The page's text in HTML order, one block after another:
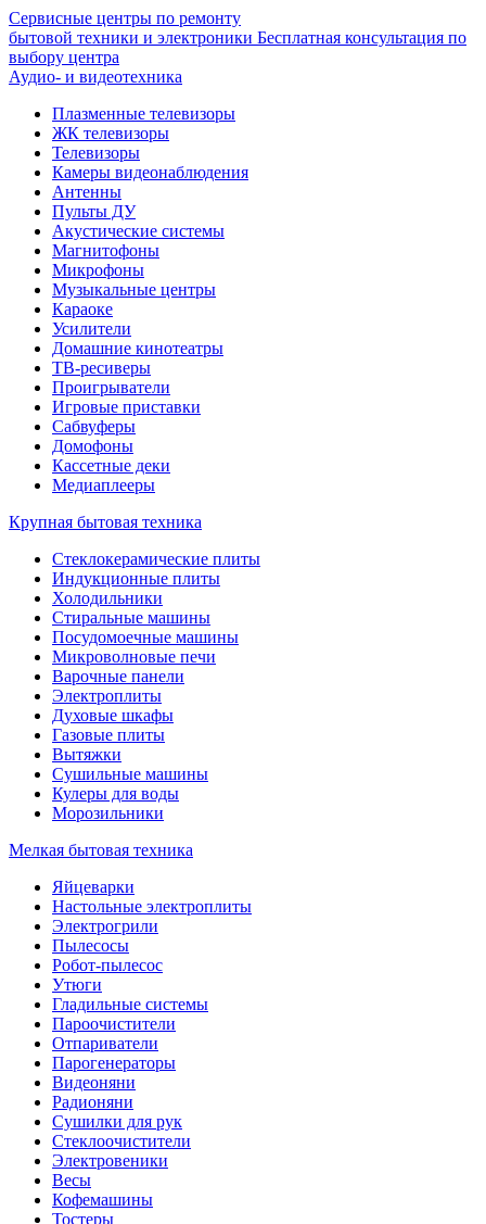
Сервисные центры по ремонту
бытовой техники и электроники Бесплатная консультация по
выбору центра
Аудио- и видеотехника
Плазменные телевизоры
ЖК телевизоры
Телевизоры
Камеры видеонаблюдения
Антенны
Пульты ДУ
Акустические системы
Магнитофоны
Микрофоны
Музыкальные центры
Караоке
Усилители
Домашние кинотеатры
ТВ-ресиверы
Проигрыватели
Игровые приставки
Сабвуферы
Домофоны
Кассетные деки
Медиаплееры
Крупная бытовая техника
Стеклокерамические плиты
Индукционные плиты
Холодильники
Стиральные машины
Посудомоечные машины
Микроволновые печи
Варочные панели
Электроплиты
Духовые шкафы
Газовые плиты
Вытяжки
Сушильные машины
Кулеры для воды
Морозильники
Мелкая бытовая техника
Яйцеварки
Настольные электроплиты
Электрогрили
Пылесосы
Робот-пылесос
Утюги
Гладильные системы
Пароочистители
Отпариватели
Парогенераторы
Видеоняни
Радионяни
Сушилки для рук
Стеклоочистители
Электровеники
Весы
Кофемашины
Тостеры